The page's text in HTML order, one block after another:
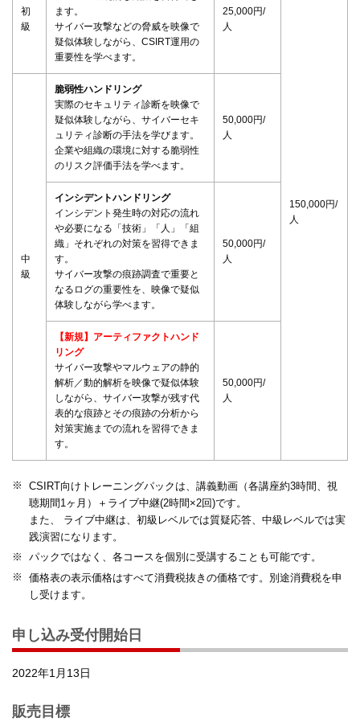
初
級
ます。
サイバー攻撃などの脅威を映像で
疑似体験しながら、CSIRT運用の
重要性を学べます。
25,000円/
人
150,000円/
人
中
級
脆弱性ハンドリング
実際のセキュリティ診断を映像で
疑似体験しながら、サイバーセキ
ュリティ診断の手法を学びます。
企業や組織の環境に対する脆弱性
のリスク評価手法を学べます。
50,000円/
人
インシデントハンドリング
インシデント発生時の対応の流れ
必要になる「技術」「人」「組
織」それぞれの対策を習得できま
す。
サイバー攻撃の痕跡調査で重要と
なるログの重要性を、映像で疑似
体験しながら学べます。
50,000円/
人
【新規】アーティファクトハンド
リング
サイバー攻撃やマルウェアの静的
解析／動的解析を映像で疑似体験
しながら、サイバー攻撃が残す代
表的な痕跡とその痕跡の分析から
対策実施までの流れを習得できま
す。
50,000円/
人
※
CSIRT向けトレーニングパックは、講義動画（各講座約3時間、視
聴期間1ヶ月）＋ライブ中継(2時間×2回)です。
また、 ライブ中継は、初級レベルでは質疑応答、中級レベルでは実
践演習になります。
※
パックではなく、各コースを個別に受講することも可能です。
※
価格表の表示価格はすべて消費税抜きの価格です。別途消費税を申
し受けます。
申し込み受付開始日
2022年1月13日
販売目標